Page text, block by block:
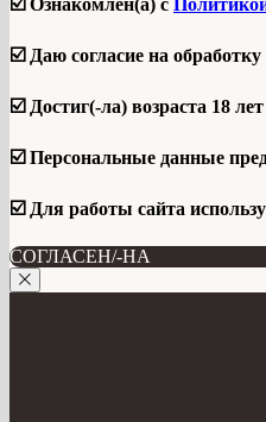
☑️ Даю согласие на
☑️ Достиг(-ла) возраста 18
☑️ Персональные данные
☑️ Для работы сайта
СОГЛАСЕН/-НА